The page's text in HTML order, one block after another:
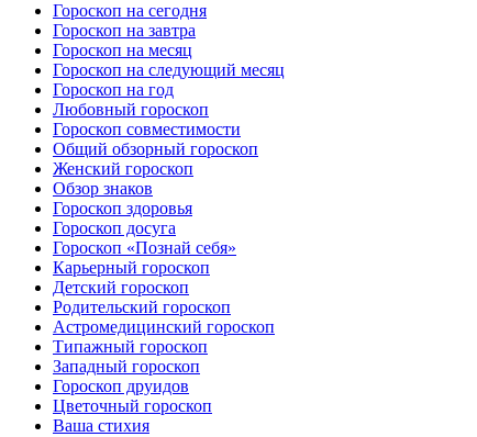
Гороскоп на сегодня
Гороскоп на завтра
Гороскоп на месяц
Гороскоп на следующий месяц
Гороскоп на год
Любовный гороскоп
Гороскоп совместимости
Общий обзорный гороскоп
Женский гороскоп
Обзор знаков
Гороскоп здоровья
Гороскоп досуга
Гороскоп «Познай себя»
Карьерный гороскоп
Детский гороскоп
Родительский гороскоп
Астромедицинский гороскоп
Типажный гороскоп
Западный гороскоп
Гороскоп друидов
Цветочный гороскоп
Ваша стихия